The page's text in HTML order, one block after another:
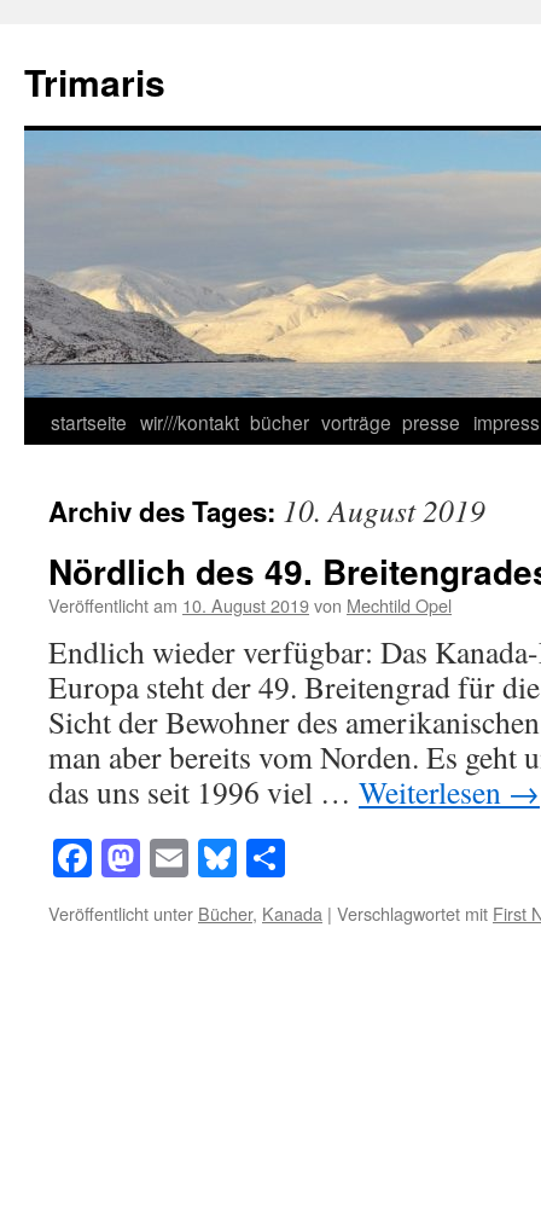
springen
Trimaris
startseite wir///kontakt bücher vorträge presse
Archiv des Tages: 10. August 2019
Nördlich des 49.
Veröffentlicht am 10. August 2019von Mechtild Opel
Endlich wieder verfügbar: Das
Europa steht der 49. Breitengrad für
Sicht der Bewohner des
man aber bereits vom Norden. Es geht
das uns seit 1996 viel … Weiterlesen →
Facebook
Mastodon
EmailBluesky
Veröffentlicht unter Bücher, Kanada | Verschlagwortet mit First